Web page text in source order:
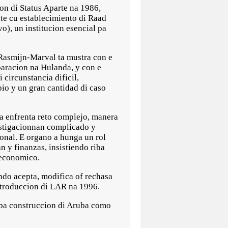
di Status Aparte na 1986,
cu establecimiento di Raad
un institucion esencial pa
Marval ta mustra con e
na Hulanda, y con e
circunstancia dificil,
y un gran cantidad di caso
enfrenta reto complejo, manera
complicado y
E organo a hunga un rol
y finanzas, insistiendo riba
acepta, modifica of rechasa
di LAR na 1996.
construccion di Aruba como